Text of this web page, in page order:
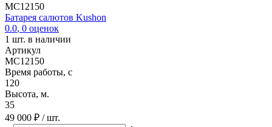
MC12150
Батарея салютов Kushon
0.0, 0 оценок
1 шт. в наличии
Артикул
MC12150
Время работы, с
120
Высота, м.
35
49 000 ₽ / шт.